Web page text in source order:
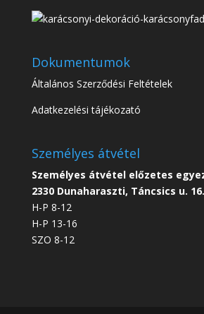
Dokumentumok
Általános Szerződési Feltételek
Adatkezelési tájékozató
Személyes átvétel
Személyes átvétel előzetes
2330 Dunaharaszti, Táncsics u. 16.
H-P 8-12
H-P 13-16
SZO 8-12